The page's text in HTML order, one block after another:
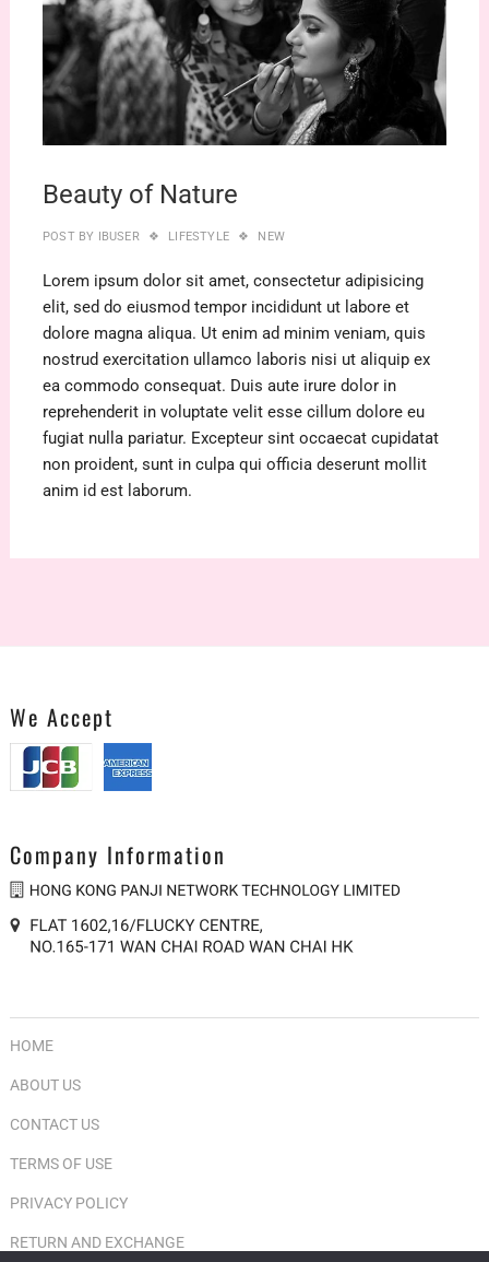
Beauty of Nature
POST BY IBUSER LIFESTYLE NEW
Lorem ipsum dolor sit amet, consectetur adipisicing
elit, sed do eiusmod tempor incididunt ut labore et
dolore magna aliqua. Ut enim ad minim veniam, quis
nostrud exercitation ullamco laboris nisi ut aliquip ex
ea commodo consequat. Duis aute irure dolor in
reprehenderit in voluptate velit esse cillum dolore eu
fugiat nulla pariatur. Excepteur sint occaecat cupidatat
non proident, sunt in culpa qui officia deserunt mollit
anim id est laborum.
We Accept
Company Information
HOME
ABOUT US
CONTACT US
TERMS OF USE
PRIVACY POLICY
RETURN AND EXCHANGE